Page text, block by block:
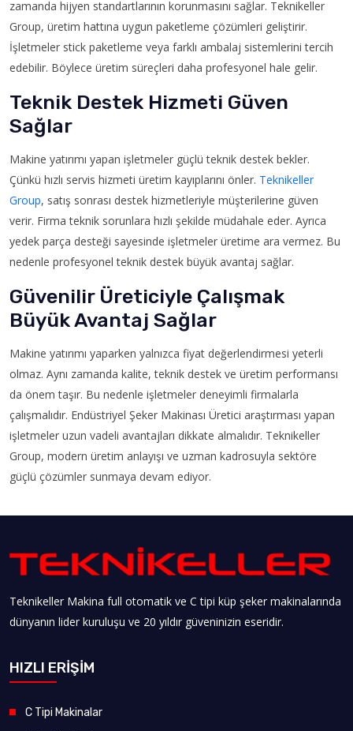
zamanda hijyen standartlarının korunmasını sağlar. Teknikeller
Group, üretim hattına uygun paketleme çözümleri geliştirir.
İşletmeler stick paketleme veya farklı ambalaj sistemlerini tercih
edebilir. Böylece üretim süreçleri daha profesyonel hale gelir.
Teknik Destek Hizmeti Güven
Sağlar
Makine yatırımı yapan işletmeler güçlü teknik destek bekler.
Çünkü hızlı servis hizmeti üretim kayıplarını önler. Teknikeller
Group, satış sonrası destek hizmetleriyle müşterilerine güven
verir. Firma teknik sorunlara hızlı şekilde müdahale eder. Ayrıca
yedek parça desteği sayesinde işletmeler üretime ara vermez. Bu
nedenle profesyonel teknik destek büyük avantaj sağlar.
Güvenilir Üreticiyle Çalışmak
Büyük Avantaj Sağlar
Makine yatırımı yaparken yalnızca fiyat değerlendirmesi yeterli
olmaz. Aynı zamanda kalite, teknik destek ve üretim performansı
da önem taşır. Bu nedenle işletmeler deneyimli firmalarla
çalışmalıdır. Endüstriyel Şeker Makinası Üretici araştırması yapan
işletmeler uzun vadeli avantajları dikkate almalıdır. Teknikeller
Group, modern üretim anlayışı ve uzman kadrosuyla sektöre
güçlü çözümler sunmaya devam ediyor.
Teknikeller Makina full otomatik ve C tipi küp şeker makinalarında
dünyanın lider kuruluşu ve 20 yıldır güveninizin eseridir.
HIZLI ERİŞİM
C Tipi Makinalar